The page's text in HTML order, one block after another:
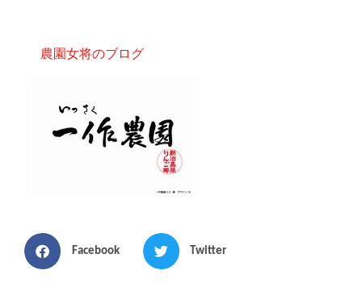
農園女将のブログ
Facebook Twitter